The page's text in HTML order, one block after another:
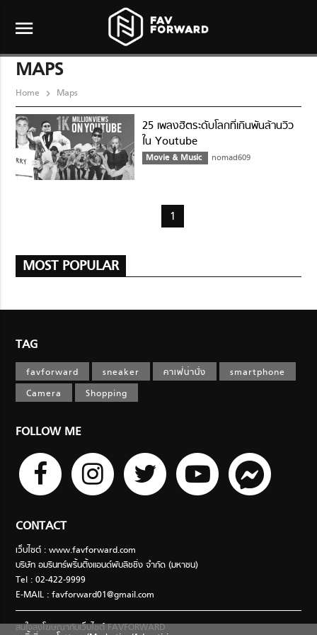
menu
MAPS
Home Maps
25 เพลงฮิตระดับโลกที่เกินพันล้านวิว
ใน Youtube
Movie & Music nomad609
1
MOST POPULAR
TAG
favforward sneaker คาเฟ่น่านั่ง
smartphone
Camera
Shopping
FOLLOW ME
CONTACT
เว็บไซต์ : www.favforward.com
บริษัท อมรินทร์พริ้นติ้งแอนด์พับลิชชิ่ง จำกัด (มหาชน)
Tel : 02-422-9999
E-MAIL :favforward01@gmail.com
สนใจลงโฆษณากับเว็บไซต์ FAVFORWARD